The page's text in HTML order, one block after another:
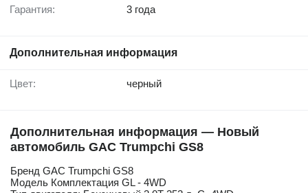
Гарантия: 3 года
Дополнительная информация
Цвет: черный
Дополнительная информация — Новый
автомобиль GAC Trumpchi GS8
Бренд GAC Trumpchi GS8
Модель Комплектация GL - 4WD